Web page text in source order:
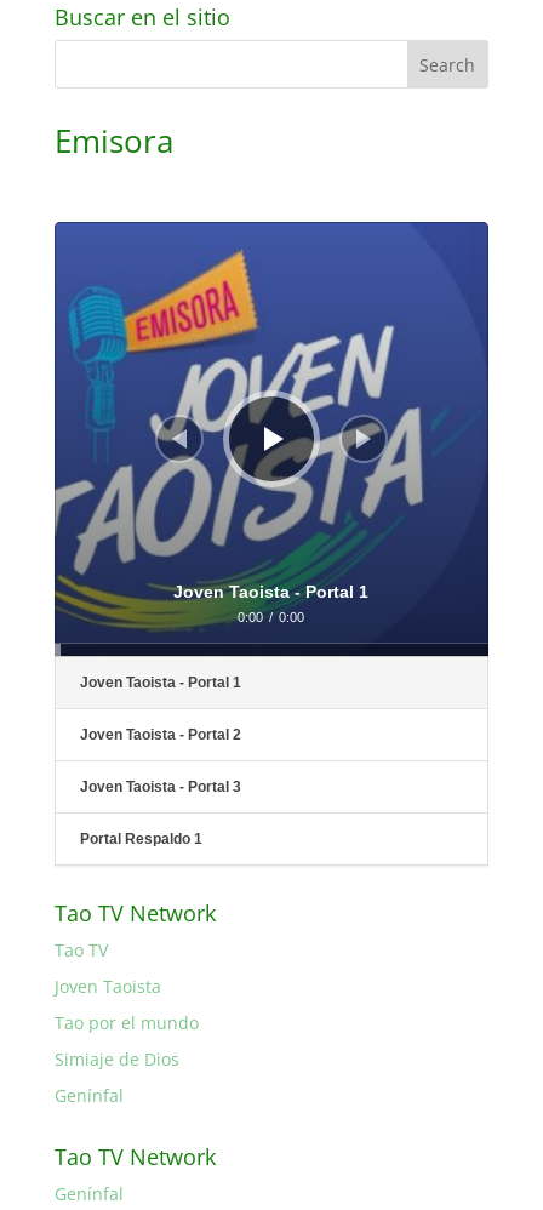
Buscar en el sitio
Emisora
Audio
Joven Taoista - Portal 1
0:00 / 0:00
Joven Taoista - Portal 1
Joven Taoista - Portal 2
Joven Taoista - Portal 3
Portal Respaldo 1
Tao TV Network
Tao TV
Joven Taoista
Tao por el mundo
Simiaje de Dios
Genínfal
Tao TV Network
Genínfal